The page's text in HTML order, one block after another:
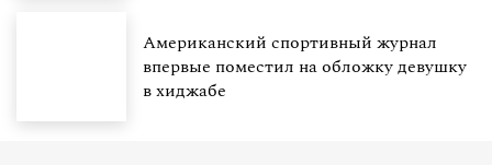
Американский спортивный журнал
впервые поместил на обложку девушку
в хиджабе